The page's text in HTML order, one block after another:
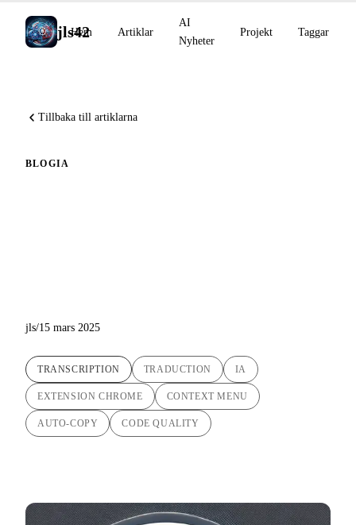
jls42
Hem Artiklar
AI
Nyheter
Projekt Taggar
Tillbaka till artiklarna
BLOGIA
jls/15 mars 2025
TRANSCRIPTION TRADUCTION IA
EXTENSION CHROME CONTEXT MENU
AUTO-COPY CODE QUALITY